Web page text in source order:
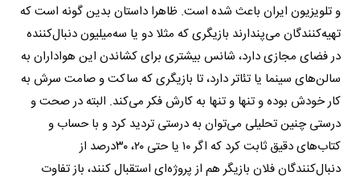
و تلویزیون ایران باعث شده است. ظاهرا داستان بدین گونه است که
تهیه‌کنندگان می‌پندارند بازیگری که مثلا دو یا سه‌میلیون دنبال‌کننده
در فضای مجازی دارد، شانس بیشتری برای کشاندن این هواداران به
سالن‌های سینما یا تئاتر دارد، تا بازیگری که ساکت و صامت سرش به
کار خودش بوده و تنها و تنها به کارش فکر می‌کند. البته در صحت و
درستی چنین تحلیلی می‌توان به درستی تردید کرد و با حساب و
کتاب‌های دقیق ثابت کرد که اگر ١٠ یا حتی ٢٠، ٣٠‌درصد از
دنبال‌کنندگان فلان بازیگر هم از پروژه‌ای استقبال کنند، باز تفاوت